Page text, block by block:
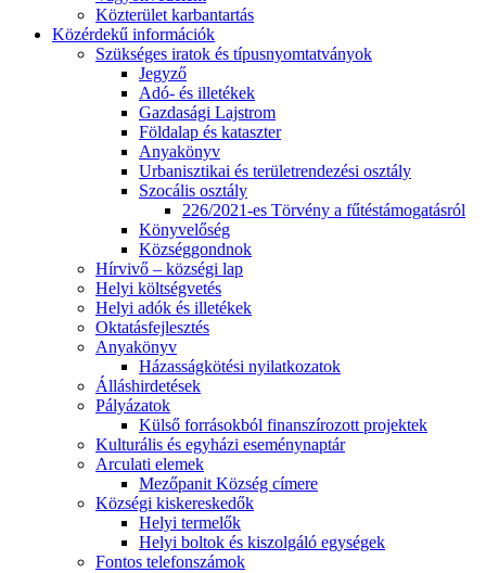
Közterület karbantartás
Közérdekű információk
Szükséges iratok és típusnyomtatványok
Jegyző
Adó- és illetékek
Gazdasági Lajstrom
Földalap és kataszter
Anyakönyv
Urbanisztikai és területrendezési osztály
Szocális osztály
226/2021-es Törvény a fűtéstámogatásról
Könyvelőség
Községgondnok
Hírvivő – községi lap
Helyi költségvetés
Helyi adók és illetékek
Oktatásfejlesztés
Anyakönyv
Házasságkötési nyilatkozatok
Álláshirdetések
Pályázatok
Külső forrásokból finanszírozott projektek
Kulturális és egyházi eseménynaptár
Arculati elemek
Mezőpanit Község címere
Községi kiskereskedők
Helyi termelők
Helyi boltok és kiszolgáló egységek
Fontos telefonszámok